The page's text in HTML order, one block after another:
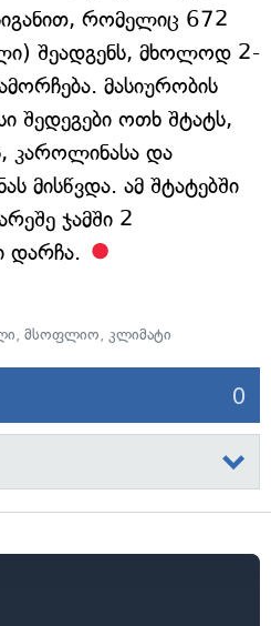
რომელიც 672
შეადგენს, მხოლოდ 2-
მასიურობის
შედეგები ოთხ შტატს,
კაროლინასა და
მისწვდა. ამ შტატებში
ჯამში 2
დარჩა.
, მსოფლიო, კლიმატი
0